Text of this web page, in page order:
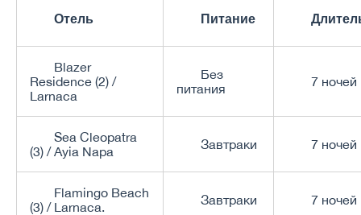
Отель Питание
Blazer
Residence (2) /
Larnaca
Без
питания
7 ночей
Sea Cleopatra
(3) / Ayia Napa
Завтраки 7 ночей
Flamingo Beach
(3) / Larnaca.
Завтраки 7 ночей